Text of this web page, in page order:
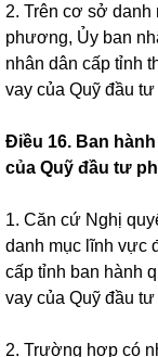
2. Trên cơ sở danh
phương, Ủy ban
nhân dân cấp tỉnh
vay của Quỹ đầu
Điều 16. Ban
của Quỹ đầu tư
1. Căn cứ Nghị
danh mục lĩnh vực
cấp tỉnh ban hành
vay của Quỹ đầu
2. Trường hợp có